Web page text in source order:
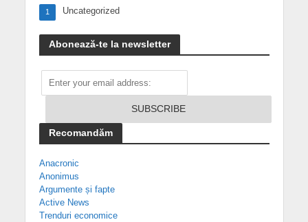
Uncategorized
1
Abonează-te la newsletter
Recomandăm
Anacronic
Anonimus
Argumente și fapte
Active News
Trenduri economice